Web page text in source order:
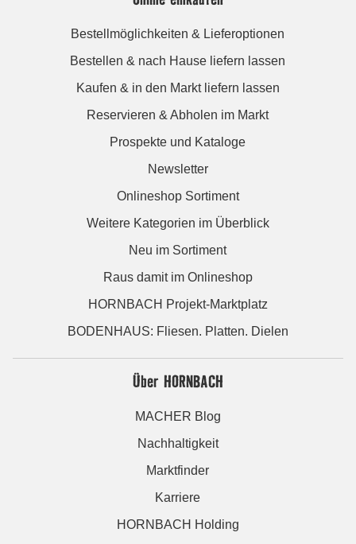
Bestellmöglichkeiten & Lieferoptionen
Bestellen & nach Hause liefern lassen
Kaufen & in den Markt liefern lassen
Reservieren & Abholen im Markt
Prospekte und Kataloge
Newsletter
Onlineshop Sortiment
Weitere Kategorien im Überblick
Neu im Sortiment
Raus damit im Onlineshop
HORNBACH Projekt-Marktplatz
BODENHAUS: Fliesen. Platten. Dielen
Über HORNBACH
MACHER Blog
Nachhaltigkeit
Marktfinder
Karriere
HORNBACH Holding